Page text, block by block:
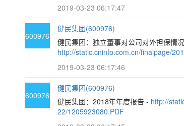
2019-03-23 06:17:47
600976
健民集团(600976)
健民集团：独立董事对公司对外担保情
http://static.cninfo.com.cn/finalpage/
2019-03-23 06:17:46
600976
健民集团(600976)
健民集团：2018年年度报告 - http://
22/1205923080.PDF